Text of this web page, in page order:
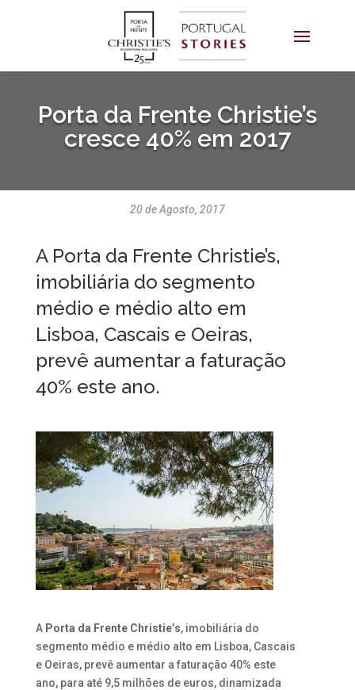
Porta da Frente Christie’s
cresce 40% em 2017
20 de Agosto, 2017
A Porta da Frente Christie’s,
imobiliária do segmento
médio e médio alto em
Lisboa, Cascais e Oeiras,
prevê aumentar a faturação
40% este ano.
A Porta da Frente Christie’s, imobiliária do
segmento médio e médio alto em Lisboa, Cascais
e Oeiras, prevê aumentar a faturação 40% este
ano, para até 9,5 milhões de euros, dinamizada